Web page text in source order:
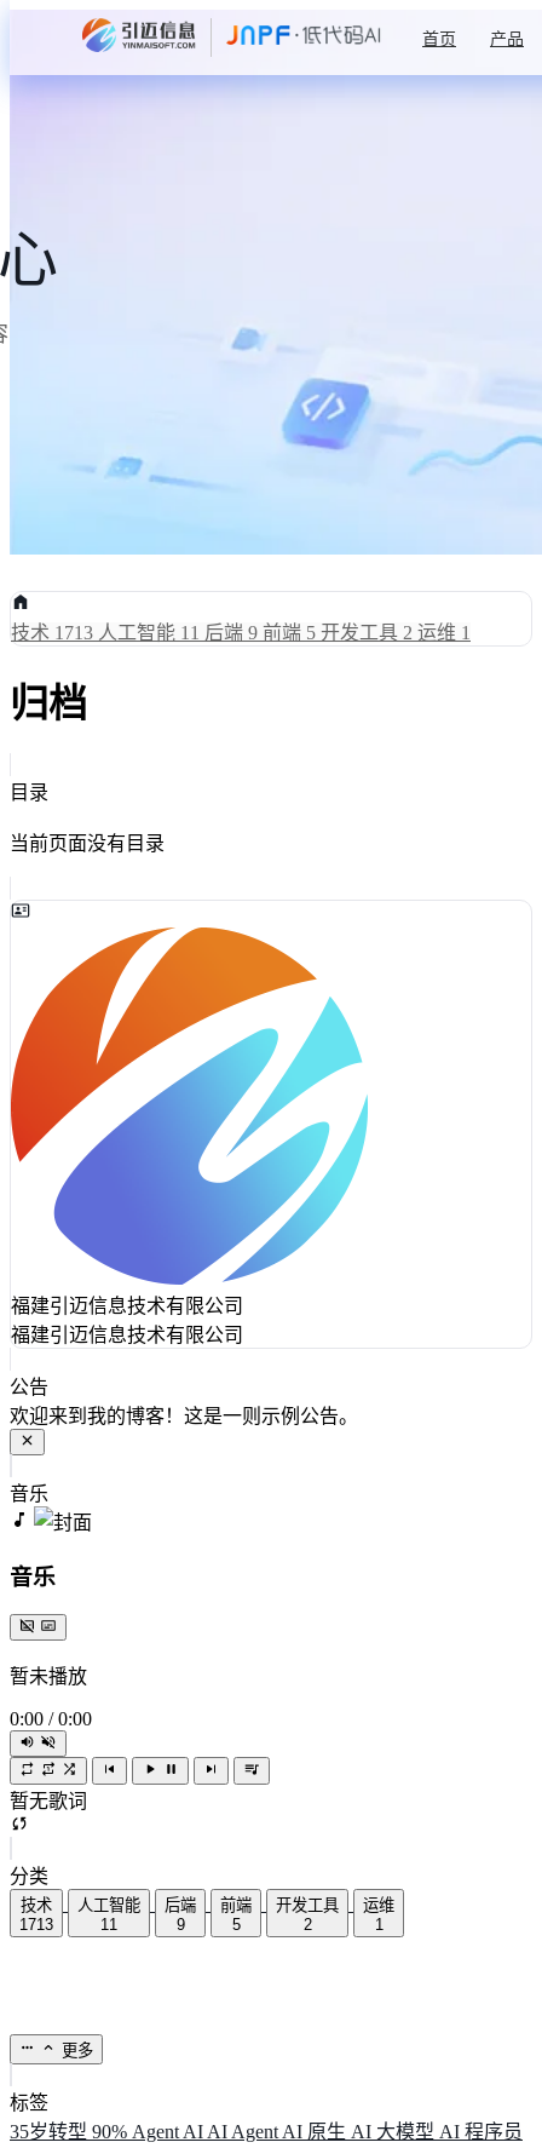
首页 产品
技术 1713 人工智能 11 后端 9 前端 5 开发工具 2 运维 1
归档
目录
当前页面没有目录
福建引迈信息技术有限公司
福建引迈信息技术有限公司
公告
欢迎来到我的博客！这是一则示例公告。
音乐
音乐
暂未播放
0:00 / 0:00
暂无歌词
分类
技术
1713
人工智能
11
后端
9
前端
5
开发工具
2
运维
1
更多
标签
35岁转型 90% Agent AI AI Agent AI 原生 AI 大模型 AI 程序员